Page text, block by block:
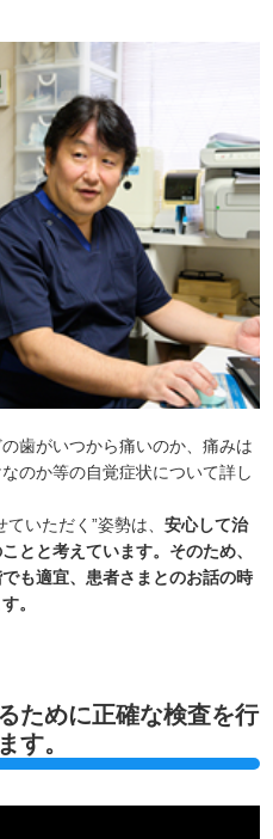
歯がいつから痛いのか、痛みは
のか等の自覚症状について詳し
ていただく”姿勢は、安心して治
とと考えています。そのため、
も適宜、患者さまとのお話の時
。
ために正確な検査を行
す。